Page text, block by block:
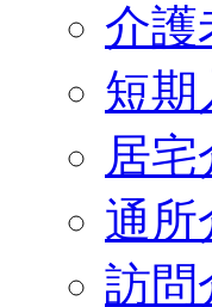
介護
短期
居宅
通所
訪問